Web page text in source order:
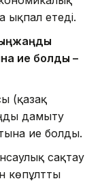
ықпал етеді.
ие болды –
(қазақ
дамыту
ие болды.
сақтау
көпұлтты